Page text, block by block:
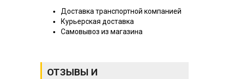
Доставка транспортной компанией
Курьерская доставка
Самовывоз из магазина
ОТЗЫВЫ И